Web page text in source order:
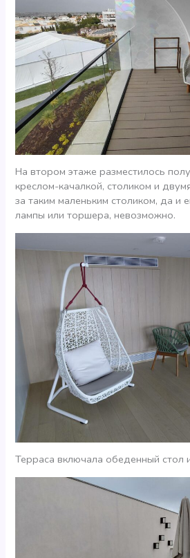
На втором этаже разместилось
креслом-качалкой, столиком и
за таким маленьким столиком, да и
лампы или торшера, невозможно.
Терраса включала обеденный стол